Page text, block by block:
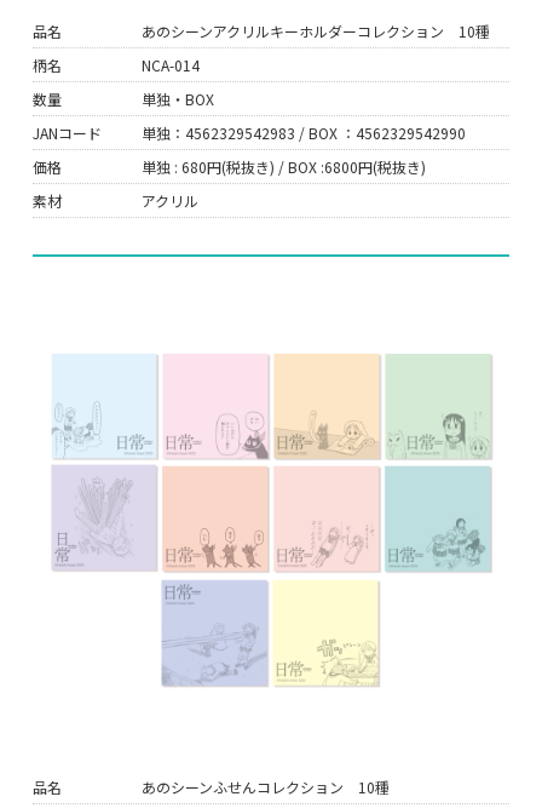
品名
あのシーンアクリルキーホルダーコレクション 10種
柄名
NCA-014
数量
単独・BOX
JANコード
単独：4562329542983 / BOX ：4562329542990
価格
単独 : 680円(税抜き) / BOX :6800円(税抜き)
素材
アクリル
品名
あのシーンふせんコレクション 10種